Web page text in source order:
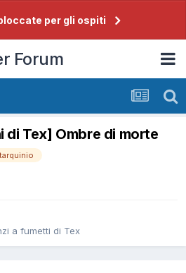
per gli ospiti
Forum
di Tex] Ombre di morte
a fumetti di Tex